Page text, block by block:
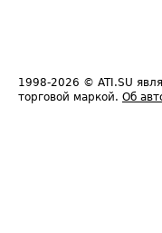
1998-2026 © ATI.SU
торговой маркой. Об